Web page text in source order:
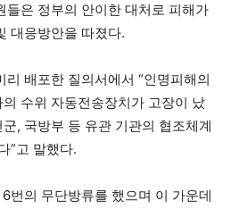
들은 정부의 안이한 대처로 피해가
대응방안을 따졌다.
배포한 질의서에서 “인명피해의
수위 자동전송장치가 고장이 났
, 국방부 등 유관 기관의 협조체계
”고 말했다.
번의 무단방류를 했으며 이 가운데